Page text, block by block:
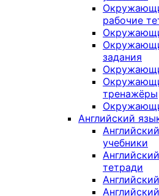
рабочие
задания
тренажёры
Английский
учебники
тетради